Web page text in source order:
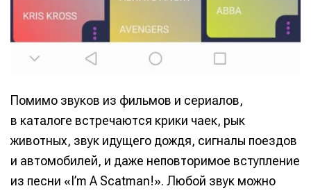
Помимо звуков из фильмов и сериалов,
в каталоге встречаются крики чаек, рык
животных, звук идущего дождя, сигналы поездов
и автомобилей, и даже неповторимое вступление
из песни «I’m A Scatman!». Любой звук можно